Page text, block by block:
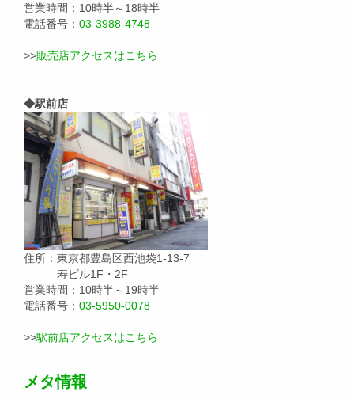
営業時間：10時半～18時半
電話番号： 03-3988-4748
>>販売店アクセスはこちら
◆駅前店
住所：東京都豊島区西池袋1-13-7
寿ビル1F・2F
営業時間：10時半～19時半
電話番号： 03-5950-0078
>>駅前店アクセスはこちら
メタ情報